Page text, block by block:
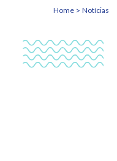
Home Notícias